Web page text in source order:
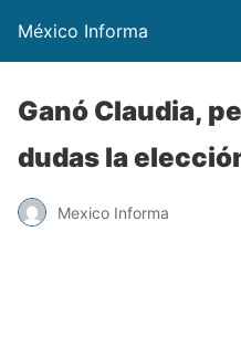
México Informa
Ganó Claudia,
dudas la
Mexico Informa